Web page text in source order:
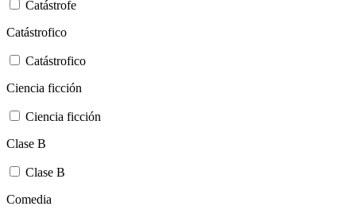
Catástrofe
Catástrofico
Catástrofico
Ciencia ficción
Ciencia ficción
Clase B
Clase B
Comedia